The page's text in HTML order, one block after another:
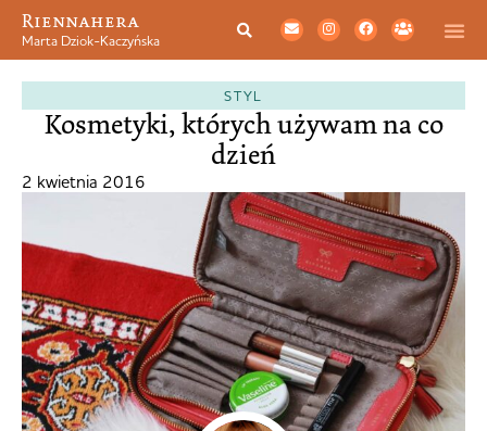
Riennahera
Marta Dziok-Kaczyńska
STYL
Kosmetyki, których używam na co
dzień
2 kwietnia 2016